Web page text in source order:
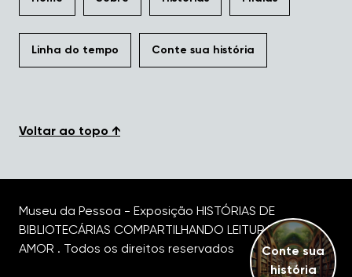
Linha do tempo Conte sua história
Voltar ao topo ↑
Museu da Pessoa - Exposição HISTÓRIAS DE
BIBLIOTECÁRIAS COMPARTILHANDO LEITURA COM
AMOR . Todos os direitos reservados
Conte sua
história